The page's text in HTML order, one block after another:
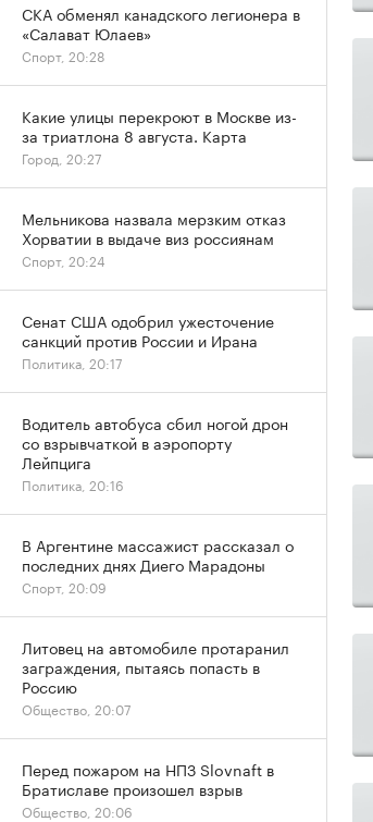
СКА обменял канадского легионера в
«Салават Юлаев»
Спорт, 20:28
Какие улицы перекроют в Москве из-
за триатлона 8 августа. Карта
Город, 20:27
Мельникова назвала мерзким отказ
Хорватии в выдаче виз россиянам
Спорт, 20:24
Сенат США одобрил ужесточение
санкций против России и Ирана
Политика, 20:17
Водитель автобуса сбил ногой дрон
со взрывчаткой в аэропорту
Лейпцига
Политика, 20:16
В Аргентине массажист рассказал о
последних днях Диего Марадоны
Спорт, 20:09
Литовец на автомобиле протаранил
заграждения, пытаясь попасть в
Россию
Общество, 20:07
Перед пожаром на НПЗ Slovnaft в
Братиславе произошел взрыв
Общество, 20:06